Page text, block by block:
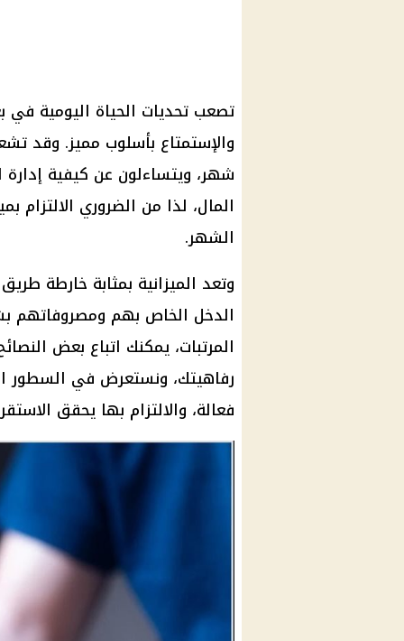
تصعب تحديات الحياة اليومية في
والإستمتاع بأسلوب مميز. وقد
شهر، ويتساءلون عن كيفية
المال، لذا من الضروري
الشهر.
وتعد الميزانية بمثابة خارطة
الدخل الخاص بهم ومصروفاتهم
المرتبات، يمكنك اتباع بعض
رفاهيتك، ونستعرض في السطور
فعالة، والالتزام بها يحقق